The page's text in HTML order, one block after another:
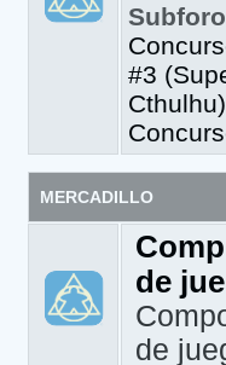
#3
Cthulhu)
MERCADILLO
de
de